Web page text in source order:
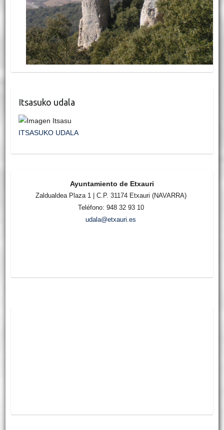
Itsasuko udala
ITSASUKO UDALA
Ayuntamiento de Etxauri
Zaldualdea Plaza 1 | C.P. 31174 Etxauri (NAVARRA)
Teléfono: 948 32 93 10
udala@etxauri.es